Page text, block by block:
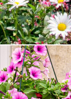
에키네시아
백일홍
접시꽃
제라늄